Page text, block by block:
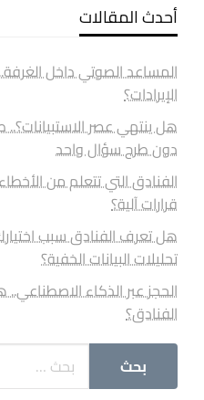
أحدث المقالات
المساعد الصوتي داخل
الإيرادات؟
هل ينتهي عصر
دون طرح سؤال واحد
الفنادق التي تتعلم من
قرارات آلية؟
هل تعرف الفنادق سبب
تحليلات البيانات الخفية؟
الحجز عبر الذكاء
الفنادق؟